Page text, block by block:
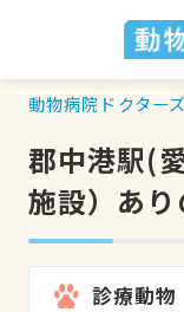
動物病院ドクター
郡中港駅(
施設）あ
診療動物